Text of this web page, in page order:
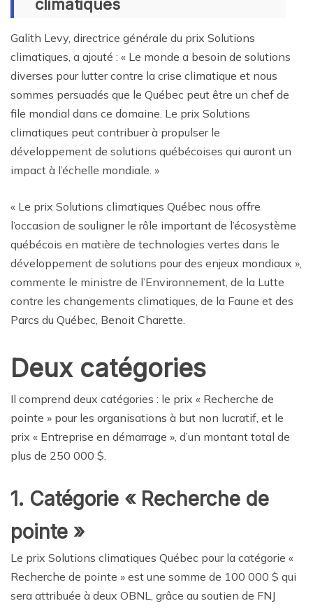
climatiques
Galith Levy, directrice générale du prix Solutions
climatiques, a ajouté : « Le monde a besoin de solutions
diverses pour lutter contre la crise climatique et nous
sommes persuadés que le Québec peut être un chef de
file mondial dans ce domaine. Le prix Solutions
climatiques peut contribuer à propulser le
développement de solutions québécoises qui auront un
impact à l’échelle mondiale. »
« Le prix Solutions climatiques Québec nous offre
l’occasion de souligner le rôle important de l’écosystème
québécois en matière de technologies vertes dans le
développement de solutions pour des enjeux mondiaux »,
commente le ministre de l’Environnement, de la Lutte
contre les changements climatiques, de la Faune et des
Parcs du Québec, Benoit Charette.
Deux catégories
Il comprend deux catégories : le prix « Recherche de
pointe » pour les organisations à but non lucratif, et le
prix « Entreprise en démarrage », d’un montant total de
plus de 250 000 $.
1. Catégorie « Recherche de
pointe »
Le prix Solutions climatiques Québec pour la catégorie «
Recherche de pointe » est une somme de 100 000 $ qui
sera attribuée à deux OBNL, grâce au soutien de FNJ